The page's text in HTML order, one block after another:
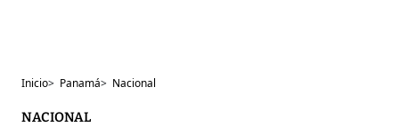
Inicio> Panamá> Nacional
NACIONAL